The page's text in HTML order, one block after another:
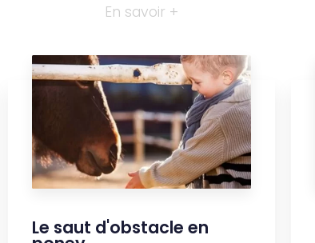
En savoir +
Le saut d'obstacle en